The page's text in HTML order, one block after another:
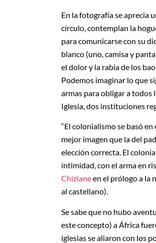
En la fotografía se aprecia
círculo, contemplan la
para comunicarse con su
blanco (uno, camisa y
el dolor y la rabia de los
Podemos imaginar lo que
armas para obligar a todos
Iglesia, dos instituciones
“El colonialismo se basó
mejor imagen que la del
elección correcta. El
intimidad, con el arma en
Chizianeen el prólogo a la
al castellano).
Se sabe que no hubo
este concepto) a África
iglesias se aliaron con los